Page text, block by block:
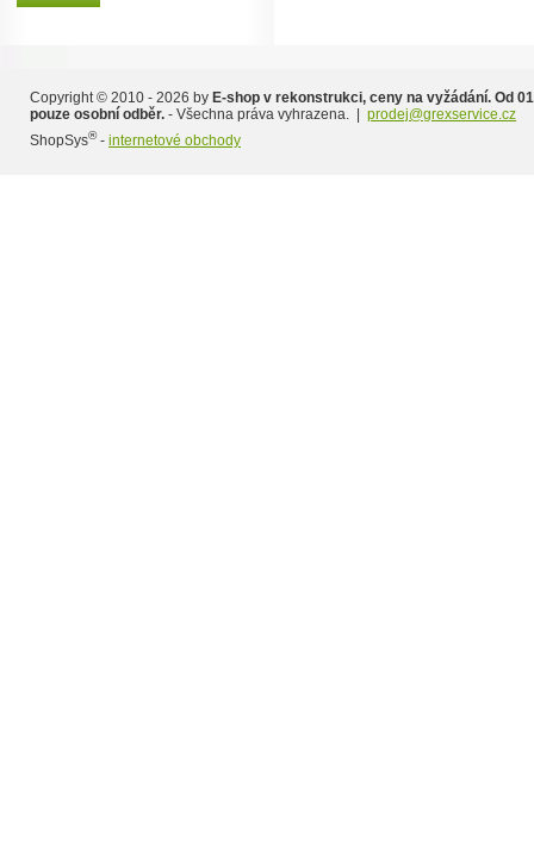
Copyright © 2010 - 2026 by E-shop v rekonstrukci, ceny na vyžádání. Od
pouze osobní odběr. - Všechna práva vyhrazena. | prodej@grexservice.cz
ShopSys®- internetové obchody